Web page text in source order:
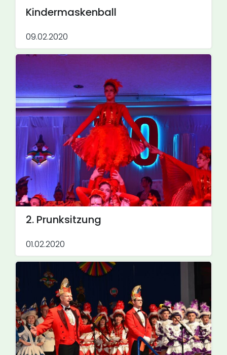
Kindermaskenball
09.02.2020
2. Prunksitzung
01.02.2020